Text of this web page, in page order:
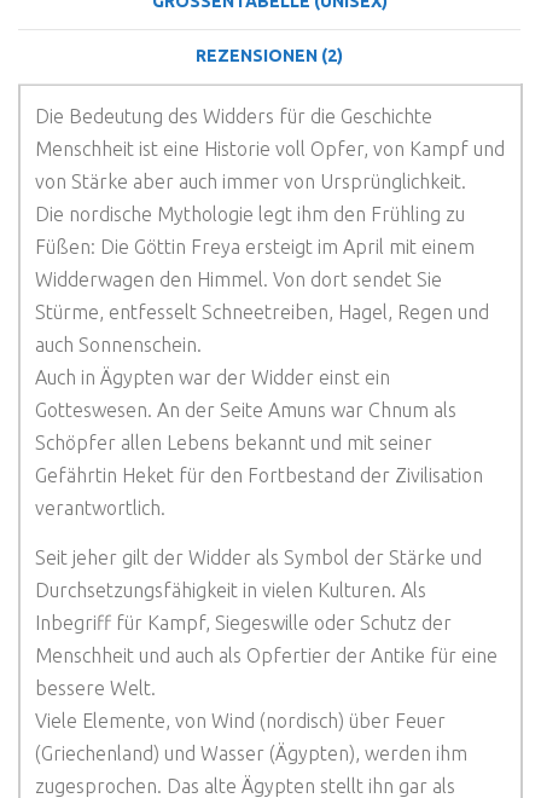
REZENSIONEN (2)
Die Bedeutung des Widders für die Geschichte
Menschheit ist eine Historie voll Opfer, von Kampf und
von Stärke aber auch immer von Ursprünglichkeit.
Die nordische Mythologie legt ihm den Frühling zu
Füßen: Die Göttin Freya ersteigt im April mit einem
Widderwagen den Himmel. Von dort sendet Sie
Stürme, entfesselt Schneetreiben, Hagel, Regen und
auch Sonnenschein.
Auch in Ägypten war der Widder einst ein
Gotteswesen. An der Seite Amuns war Chnum als
Schöpfer allen Lebens bekannt und mit seiner
Gefährtin Heket für den Fortbestand der Zivilisation
verantwortlich.
Seit jeher gilt der Widder als Symbol der Stärke und
Durchsetzungsfähigkeit in vielen Kulturen. Als
Inbegriff für Kampf, Siegeswille oder Schutz der
Menschheit und auch als Opfertier der Antike für eine
bessere Welt.
Viele Elemente, von Wind (nordisch) über Feuer
(Griechenland) und Wasser (Ägypten), werden ihm
zugesprochen. Das alte Ägypten stellt ihn gar als